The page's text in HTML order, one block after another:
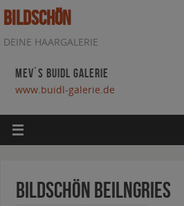
BILDSCHÖN
DEINE HAARGALERIE
MEV´S BUIDL GALERIE
www.buidl-galerie.de
bildschön beilngries